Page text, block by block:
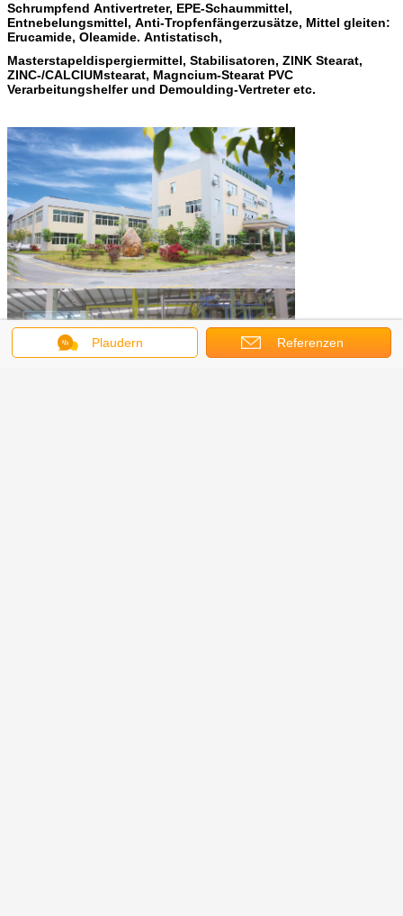
Schrumpfend Antivertreter, EPE-Schaummittel,
Entnebelungsmittel, Anti-Tropfenfängerzusätze, Mittel gleiten:
Erucamide, Oleamide. Antistatisch,
Masterstapeldispergiermittel, Stabilisatoren, ZINK Stearat,
ZINC-/CALCIUMstearat, Magncium-Stearat PVC
Verarbeitungshelfer und Demoulding-Vertreter etc.
Plaudern Referenzen